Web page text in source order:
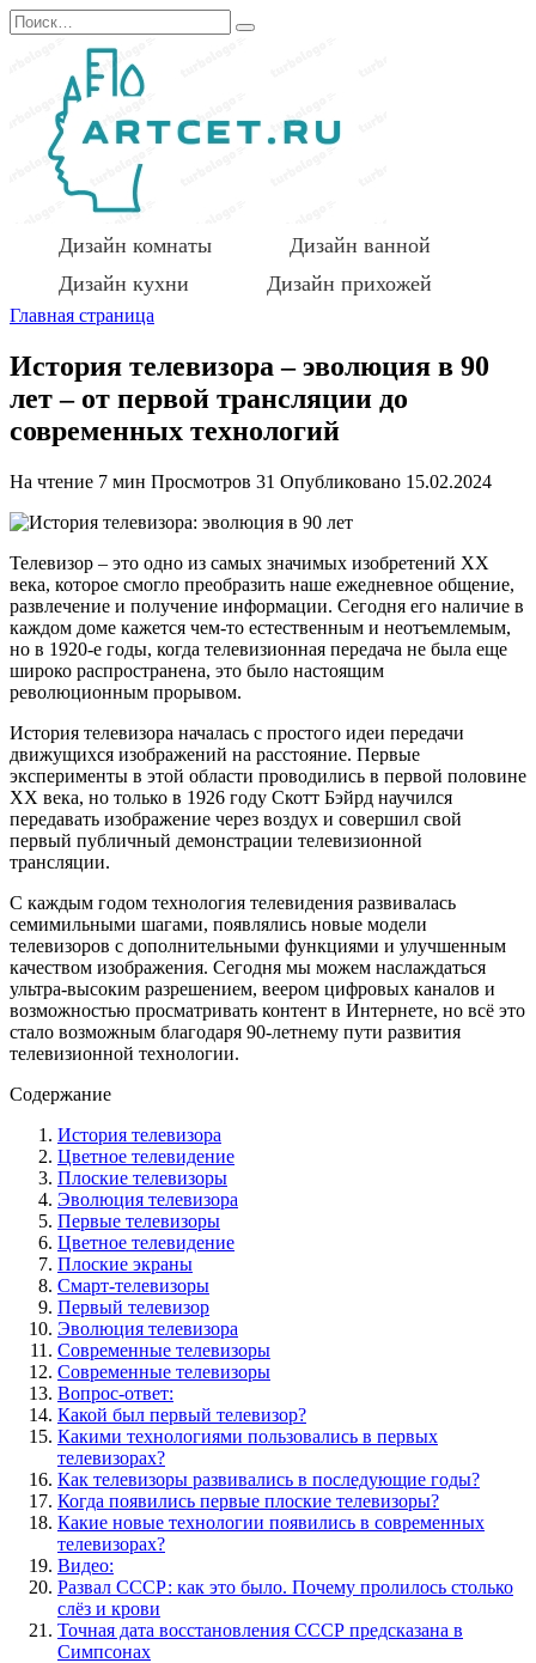
Перейти
к
содержанию
Search
for:
Дизайн комнаты
Дизайн ванной
Дизайн кухни
Дизайн прихожей
Главная страница
История телевизора – эволюция в 90
лет – от первой трансляции до
современных технологий
На чтение 7 мин Просмотров 31 Опубликовано 15.02.2024
Телевизор – это одно из самых значимых изобретений ХХ
века, которое смогло преобразить наше ежедневное общение,
развлечение и получение информации. Сегодня его наличие в
каждом доме кажется чем-то естественным и неотъемлемым,
но в 1920-е годы, когда телевизионная передача не была еще
широко распространена, это было настоящим
революционным прорывом.
История телевизора началась с простого идеи передачи
движущихся изображений на расстояние. Первые
эксперименты в этой области проводились в первой половине
ХХ века, но только в 1926 году Скотт Бэйрд научился
передавать изображение через воздух и совершил свой
первый публичный демонстрации телевизионной
трансляции.
С каждым годом технология телевидения развивалась
семимильными шагами, появлялись новые модели
телевизоров с дополнительными функциями и улучшенным
качеством изображения. Сегодня мы можем наслаждаться
ультра-высоким разрешением, веером цифровых каналов и
возможностью просматривать контент в Интернете, но всё это
стало возможным благодаря 90-летнему пути развития
телевизионной технологии.
Содержание
История телевизора
Цветное телевидение
Плоские телевизоры
Эволюция телевизора
Первые телевизоры
Цветное телевидение
Плоские экраны
Смарт-телевизоры
Первый телевизор
Эволюция телевизора
Современные телевизоры
Современные телевизоры
Вопрос-ответ:
Какой был первый телевизор?
Какими технологиями пользовались в первых
телевизорах?
Как телевизоры развивались в последующие годы?
Когда появились первые плоские телевизоры?
Какие новые технологии появились в современных
телевизорах?
Видео:
Развал СССР: как это было. Почему пролилось столько
слёз и крови
Точная дата восстановления СССР предсказана в
Симпсонах